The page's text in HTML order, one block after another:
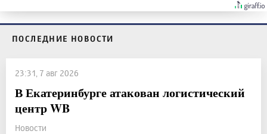
ПОСЛЕДНИЕ НОВОСТИ
23:31, 7 авг 2026
В Екатеринбурге атакован логистический
центр WB
Новости